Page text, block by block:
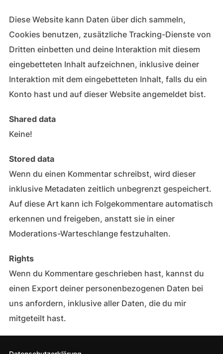
Diese Website kann Daten über dich sammeln,
Cookies benutzen, zusätzliche Tracking-Dienste von
Dritten einbetten und deine Interaktion mit diesem
eingebetteten Inhalt aufzeichnen, inklusive deiner
Interaktion mit dem eingebetteten Inhalt, falls du ein
Konto hast und auf dieser Website angemeldet bist.
Shared data
Keine!
Stored data
Wenn du einen Kommentar schreibst, wird dieser
inklusive Metadaten zeitlich unbegrenzt gespeichert.
Auf diese Art kann ich Folgekommentare automatisch
erkennen und freigeben, anstatt sie in einer
Moderations-Warteschlange festzuhalten.
Rights
Wenn du Kommentare geschrieben hast, kannst du
einen Export deiner personenbezogenen Daten bei
uns anfordern, inklusive aller Daten, die du mir
mitgeteilt hast.